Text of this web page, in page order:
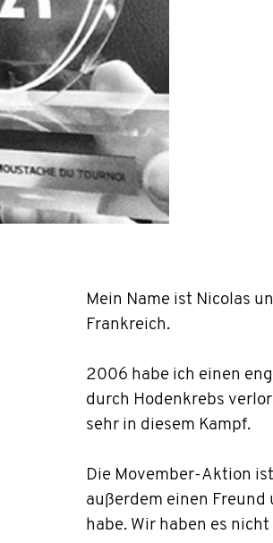
Mein Name ist Nicolas
Frankreich.
2006 habe ich einen
durch Hodenkrebs
sehr in diesem Kampf.
Die Movember-Aktion
außerdem einen Freund
habe. Wir haben es